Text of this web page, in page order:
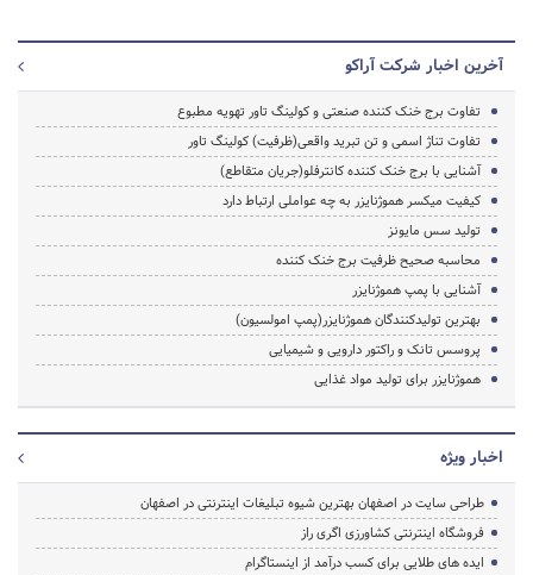
آخرین اخبار شرکت آراکو
تفاوت برج خنک کننده صنعتی و کولینگ تاور تهویه مطبوع
تفاوت تناژ اسمی و تن تبرید واقعی(ظرفیت) کولینگ تاور
آشنایی با برج خنک کننده کانترفلو(جریان متقاطع)
کیفیت میکسر هموژنایزر به چه عواملی ارتباط دارد
تولید سس مایونز
محاسبه صحیح ظرفیت برج خنک کننده
آشنایی با پمپ هموژنایزر
بهترین تولیدکنندگان هموژنایزر(پمپ امولسیون)
پروسس تانک و راکتور دارویی و شیمیایی
هموژنایزر برای تولید مواد غذایی
اخبار ویژه
طراحی سایت در اصفهان بهترین شیوه تبلیغات اینترنتی در اصفهان
فروشگاه اینترنتی کشاورزی اگری راز
ایده های طلایی برای کسب درآمد از اینستاگرام